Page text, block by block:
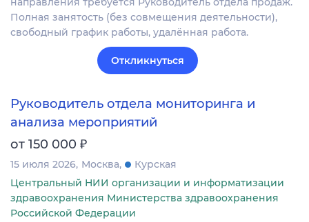
Полная занятость (без совмещения деятельности),
свободный график работы, удалённая работа.
Откликнуться
Руководитель отдела мониторинга и
анализа мероприятий
от 150 000 ₽
15 июля 2026 Москва
Курская
Центральный НИИ организации и информатизации
здравоохранения Министерства здравоохранения
Российской Федерации